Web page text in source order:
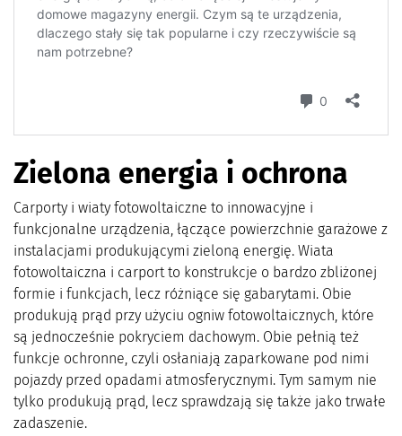
Zielona energia i ochrona
Carporty i wiaty fotowoltaiczne to innowacyjne i
funkcjonalne urządzenia, łączące powierzchnie garażowe z
instalacjami produkującymi zieloną energię. Wiata
fotowoltaiczna i carport to konstrukcje o bardzo zbliżonej
formie i funkcjach, lecz różniące się gabarytami. Obie
produkują prąd przy użyciu ogniw fotowoltaicznych, które
są jednocześnie pokryciem dachowym. Obie pełnią też
funkcje ochronne, czyli osłaniają zaparkowane pod nimi
pojazdy przed opadami atmosferycznymi. Tym samym nie
tylko produkują prąd, lecz sprawdzają się także jako trwałe
zadaszenie.